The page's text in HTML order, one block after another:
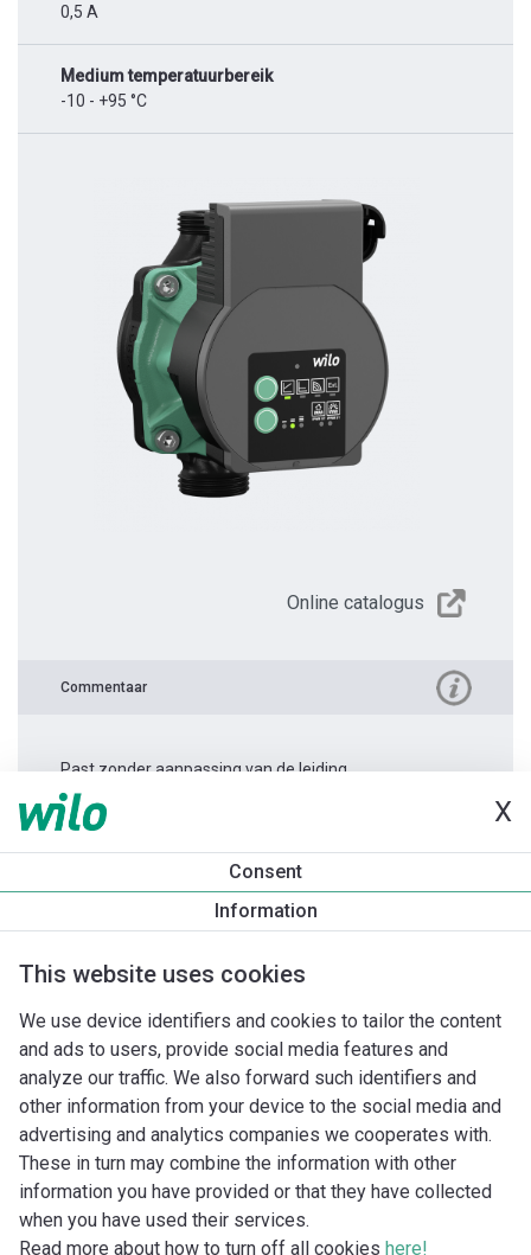
X
Consent
Information
This website uses cookies
We use device identifiers and cookies to tailor the content
and ads to users, provide social media features and
analyze our traffic. We also forward such identifiers and
other information from your device to the social media and
advertising and analytics companies we cooperates with.
These in turn may combine the information with other
information you have provided or that they have collected
when you have used their services.
Read more about how to turn off all cookies here!
0,5 A
Medium temperatuurbereik
-10 - +95 °C
Online catalogus
Commentaar
Past zonder aanpassing van de leiding.
Productinformatie
Varios PICO-STG 25/1-7 -180